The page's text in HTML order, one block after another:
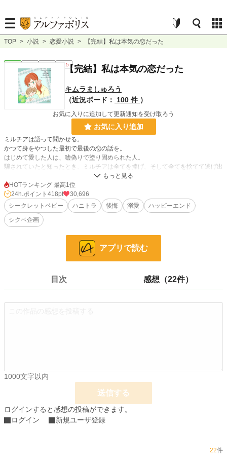
TOP > 小説 > 恋愛小説 > 【完結】私は本気の恋だった
R15【完結】私は本気の恋だった
キムラましゅろう
（近況ボード：
100 件 ）
お気に入りに追加して更新通知を受け取ろう
お気に入り追加
ミルチアは語って聞かせる。
かつて身をやつした最初で最後の恋の話を。
はじめて愛した人は、嘘偽りで塗り固められた人。
騙されていたと知ったとき、ミルチアは全てを捧げ、そして全てを捨てて逃げ出
だけど嘘から出た誠とはよくいったもの。ミルチアは偽りの関係からかけがえの
ないものを得る。
そうしてミルチアは流れ着いた港町にて一人で子を生み育てていた。
このまま親子二人で穏やかに暮らせていけたらと、そんなささやかな望みを抱く
ことも許されないのだろうか。
もう二度とその双眸を見ることはないと思っていたのに……。
ミルチアが綴る恋の物語に、あなたも耳を傾けてみませんか。
小説家になろうで開催された、氷雨そら先生主催のシークレットベビー企画参加
（すでに期間は終了しております）
3,309 位 / 228,793 件
恋愛 1,771 位 / 66,374 件
お気に入り 1,654
HOTランキング 最高1位
24h.ポイント 418pt
30,696
シークレットベビー
ハニトラ 後悔 溺愛
ハッピーエンド
シクベ企画
アプリで読む
目次 感想（22件）
1000文字以内
送信する
ログインすると感想の投稿ができます。
ログイン
新規ユーザ登録
22件